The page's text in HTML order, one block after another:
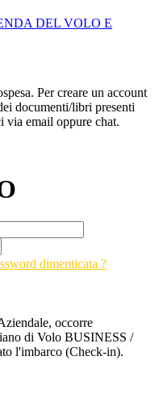
DEL VOLO E
Per creare un account
documenti/libri presenti
email oppure chat.
dimenticata ?
occorre
di Volo BUSINESS /
l'imbarco (Check-in).